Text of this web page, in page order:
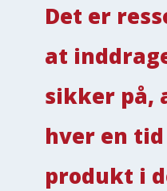
Det er
at
sikker på,
hver en
produkt i